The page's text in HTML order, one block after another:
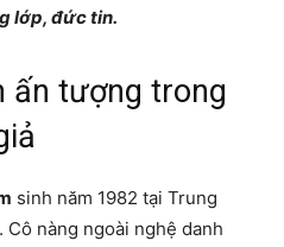
lớp, đức tin.
ấn tượng trong
sinh năm 1982 tại Trung
Cô nàng ngoài nghệ danh